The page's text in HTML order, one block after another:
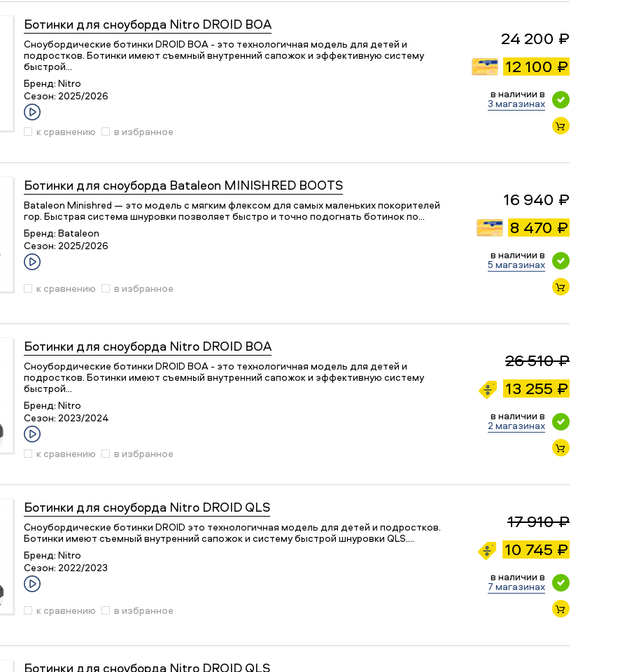
Ботинки для сноуборда Nitro DROID BOA
Сноубордические ботинки DROID BOA - это технологичная модель для детей и
подростков. Ботинки имеют съемный внутренний сапожок и эффективную систему
быстрой…
Бренд: Nitro
Сезон: 2025/2026
24 200 ₽
12 100 ₽
в наличии в
3 магазинах
к сравнению в избранное
Ботинки для сноуборда Bataleon MINISHRED BOOTS
Bataleon Minishred — это модель с мягким флексом для самых маленьких покорителей
гор. Быстрая система шнуровки позволяет быстро и точно подогнать ботинок по…
Бренд: Bataleon
Сезон: 2025/2026
16 940 ₽
8 470 ₽
в наличии в
5 магазинах
к сравнению
в избранное
Ботинки для сноуборда Nitro DROID BOA
Сноубордические ботинки DROID BOA - это технологичная модель для детей и
подростков. Ботинки имеют съемный внутренний сапожок и эффективную систему
быстрой…
Бренд: Nitro
Сезон: 2023/2024
26 510 ₽
13 255 ₽
в наличии в
2 магазинах
к сравнению в избранное
Ботинки для сноуборда Nitro DROID QLS
Сноубордические ботинки DROID это технологичная модель для детей и подростков.
Ботинки имеют съемный внутренний сапожок и систему быстрой шнуровки QLS.…
Бренд: Nitro
Сезон: 2022/2023
17 910 ₽
10 745 ₽
в наличии в
7 магазинах
к сравнению
в избранное
Ботинки для сноуборда Nitro DROID QLS